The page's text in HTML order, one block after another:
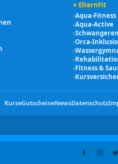
⭐ ElternFit
›Aqua-Fitness
›Aqua-Active
›
›Orca-
›
›
›Fitness &
›
KurseGutscheineNewsDatenschutz